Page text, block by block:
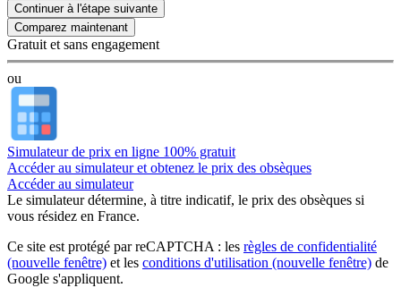
Continuer à l'étape suivante
Gratuit et sans engagement
ou
Simulateur de prix en ligne 100% gratuit
Accéder au simulateur et obtenez le prix des obsèques
Accéder au simulateur
Le simulateurdétermine, à titre indicatif, le prix des obsèques si
vous résidez en France.
Ce site est protégé par reCAPTCHA : les règles de confidentialité
(nouvelle fenêtre) et les conditions d'utilisation (nouvelle fenêtre) de
Google s'appliquent.